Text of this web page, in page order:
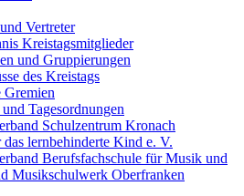
Vertreter
Kreistagsmitglieder
und Gruppierungen
des Kreistags
Gremien
Tagesordnungen
Schulzentrum Kronach
lernbehinderte Kind e. V.
Berufsfachschule für Musik und
Musikschulwerk Oberfranken